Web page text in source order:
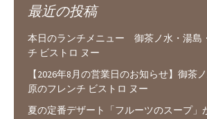
最近の投稿
本日のランチメニュー 御茶ノ水・湯島
チ ビストロ ヌー
【2026年8月の営業日のお知らせ】御茶
原のフレンチ ビストロ ヌー
夏の定番デザート「フルーツのスープ」